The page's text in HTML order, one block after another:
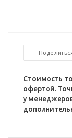
Стоимость
офертой.
у